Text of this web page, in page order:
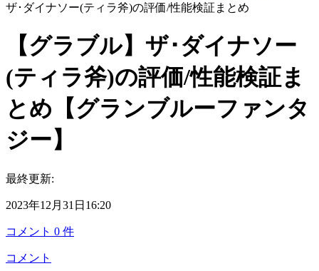
ザ･ダイナソー(ティラ斧)の評価/性能検証まとめ
【グラブル】ザ･ダイナソー
(ティラ斧)の評価/性能検証ま
とめ【グランブルーファンタ
ジー】
最終更新:
2023年12月31日16:20
コメント 0 件
コメント